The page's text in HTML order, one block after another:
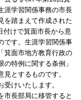
涯学習関係事務の市長
を踏まえて作成された
付けで箕面市長から意
です。生涯学習関係事
箕面市地方教育行政の
特例に関する条例」
とするものです。
受けいたします。
市長部局に移管すると